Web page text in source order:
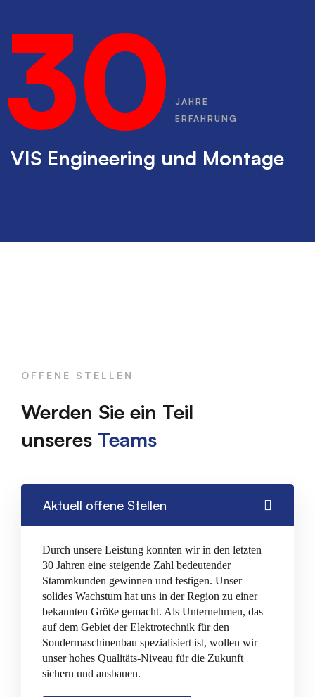
30
JAHRE
ERFAHRUNG
VIS Engineering und Montage
OFFENE STELLEN
Werden Sie ein Teil
unseres Teams
Aktuell offene Stellen
Durch unsere Leistung konnten wir in den letzten
30 Jahren eine steigende Zahl bedeutender
Stammkunden gewinnen und festigen. Unser
solides Wachstum hat uns in der Region zu einer
bekannten Größe gemacht. Als Unternehmen, das
auf dem Gebiet der Elektrotechnik für den
Sondermaschinenbau spezialisiert ist, wollen wir
unser hohes Qualitäts-Niveau für die Zukunft
sichern und ausbauen.